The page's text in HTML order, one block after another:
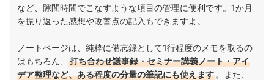
など、隙間時間でこなすような項目の管理に便利です。1か月
を振り返った感想や改善点の記入もできますよ。
ノートページは、純粋に備忘録として1行程度のメモを取るの
はもちろん、
打ち合わせ議事録・セミナー講義ノート・アイ
デア整理など、ある程度の分量の筆記にも使えます 。また、